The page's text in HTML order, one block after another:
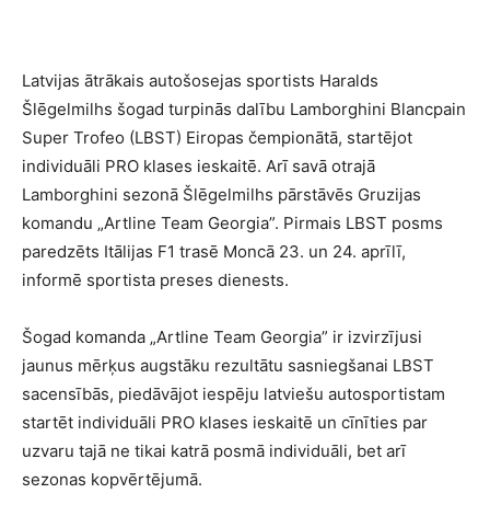
Latvijas ātrākais autošosejas sportists Haralds
Šlēgelmilhs šogad turpinās dalību Lamborghini Blancpain
Super Trofeo (LBST) Eiropas čempionātā, startējot
individuāli PRO klases ieskaitē. Arī savā otrajā
Lamborghini sezonā Šlēgelmilhs pārstāvēs Gruzijas
komandu „Artline Team Georgia”. Pirmais LBST posms
paredzēts Itālijas F1 trasē Moncā 23. un 24. aprīlī,
informē sportista preses dienests.
Šogad komanda „Artline Team Georgia” ir izvirzījusi
jaunus mērķus augstāku rezultātu sasniegšanai LBST
sacensībās, piedāvājot iespēju latviešu autosportistam
startēt individuāli PRO klases ieskaitē un cīnīties par
uzvaru tajā ne tikai katrā posmā individuāli, bet arī
sezonas kopvērtējumā.